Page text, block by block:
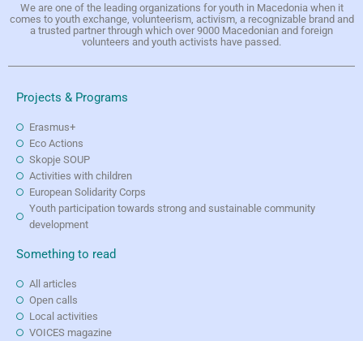
We are one of the leading organizations for youth in Macedonia when it
comes to youth exchange, volunteerism, activism, a recognizable brand and
a trusted partner through which over 9000 Macedonian and foreign
volunteers and youth activists have passed.
Projects & Programs
Erasmus+
Eco Actions
Skopje SOUP
Activities with children
European Solidarity Corps
Youth participation towards strong and sustainable community
development
Something to read
All articles
Open calls
Local activities
VOICES magazine